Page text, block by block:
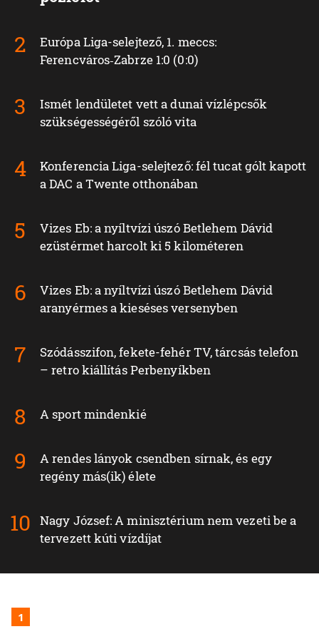
Európa Liga-selejtező, 1. meccs:
Ferencváros‑Zabrze 1:0 (0:0)
Ismét lendületet vett a dunai vízlépcsők
szükségességéről szóló vita
Konferencia Liga-selejtező: fél tucat gólt kapott
a DAC a Twente otthonában
Vizes Eb: a nyíltvízi úszó Betlehem Dávid
ezüstérmet harcolt ki 5 kilométeren
Vizes Eb: a nyíltvízi úszó Betlehem Dávid
aranyérmes a kieséses versenyben
Szódásszifon, fekete-fehér TV, tárcsás telefon
– retro kiállítás Perbenyíkben
A sport mindenkié
A rendes lányok csendben sírnak, és egy
regény más(ik) élete
Nagy József: A minisztérium nem vezeti be a
tervezett kúti vízdíjat
1